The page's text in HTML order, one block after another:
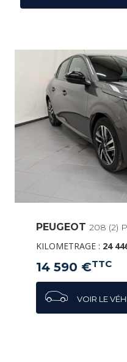
PEUGEOT 208 (2)
KILOMETRAGE : 24
14 590 €TTC
VOIR LE